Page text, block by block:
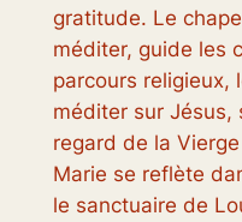
gratitude. Le
méditer, guide les
parcours religieux,
méditer sur Jésus,
regard de la
Marie se reflète
le sanctuaire de